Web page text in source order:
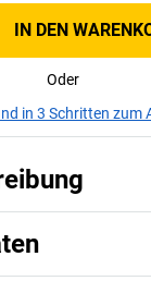
IN DEN
Oder
in 3 Schritten zum